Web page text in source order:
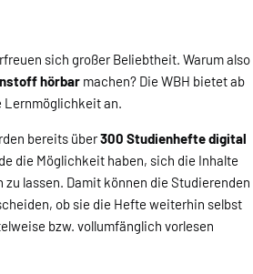
sich großer Beliebtheit. Warum also
hörbar machen? Die WBH bietet ab
Lernmöglichkeit an.
bereits über300 Studienhefte digital
die Möglichkeit haben, sich die Inhalte
lassen. Damit können die Studierenden
ob sie die Hefte weiterhin selbst
bzw. vollumfänglich vorlesen